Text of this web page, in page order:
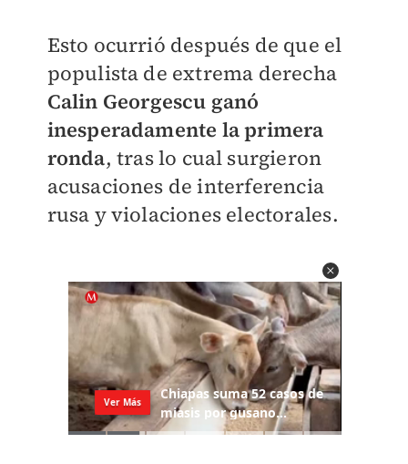
Esto ocurrió después de que el
populista de extrema derecha
Calin Georgescu ganó
inesperadamente la primera
ronda, tras lo cual surgieron
acusaciones de interferencia
rusa y violaciones electorales.